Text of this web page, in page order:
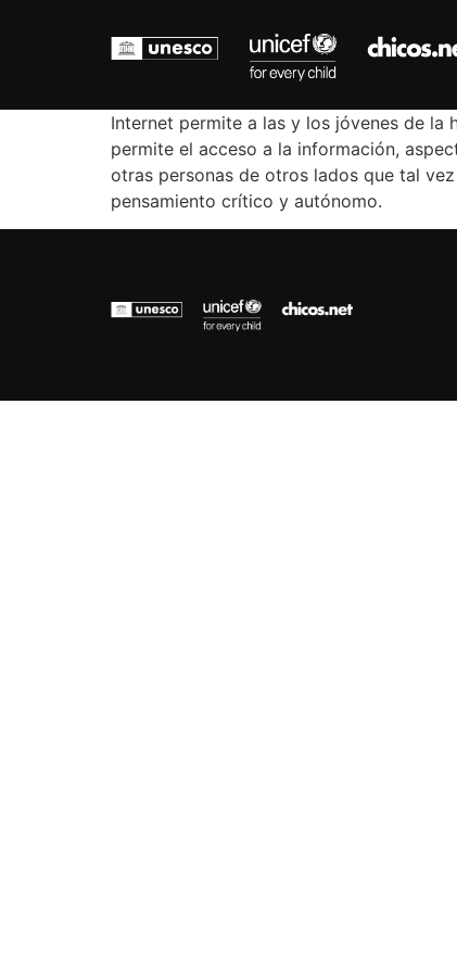
Internet permite a las y los jóvenes de la
permite el acceso a la información,
otras personas de otros lados que tal
pensamiento crítico y autónomo.